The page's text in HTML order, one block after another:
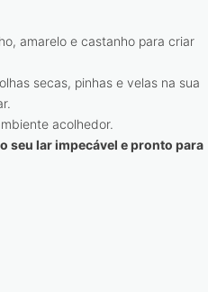
amarelo e castanho para criar
secas, pinhas e velas na sua
acolhedor.
seu lar impecável e pronto para